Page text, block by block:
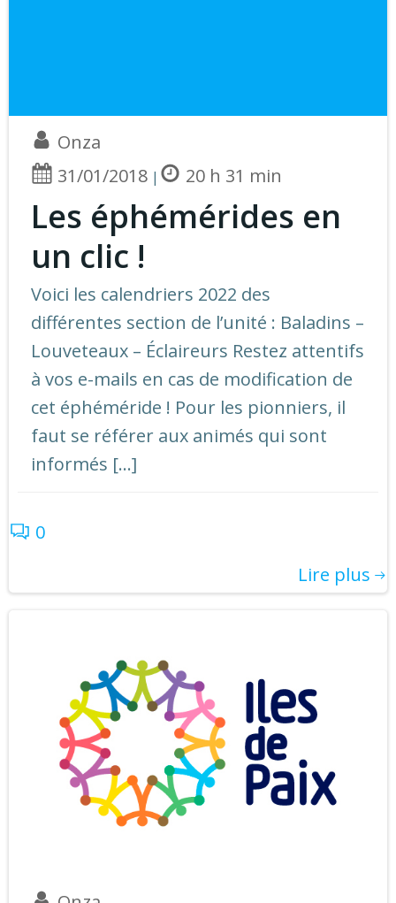
Onza
31/01/2018 | 20 h 31 min
Les éphémérides en
un clic !
Voici les calendriers 2022 des
différentes section de l’unité : Baladins –
Louveteaux – Éclaireurs Restez attentifs
à vos e-mails en cas de modification de
cet éphéméride ! Pour les pionniers, il
faut se référer aux animés qui sont
informés […]
0
Lire plus